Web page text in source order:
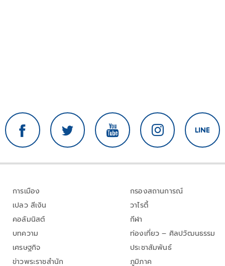
การเมือง
เปลว สีเงิน
คอลัมนิสต์
บทความ
เศรษฐกิจ
ข่าวพระราชสำนัก
กรองสถานการณ์
วาไรตี้
กีฬา
ท่องเที่ยว – ศิลปวัฒนธรรม
ประชาสัมพันธ์
ภูมิภาค